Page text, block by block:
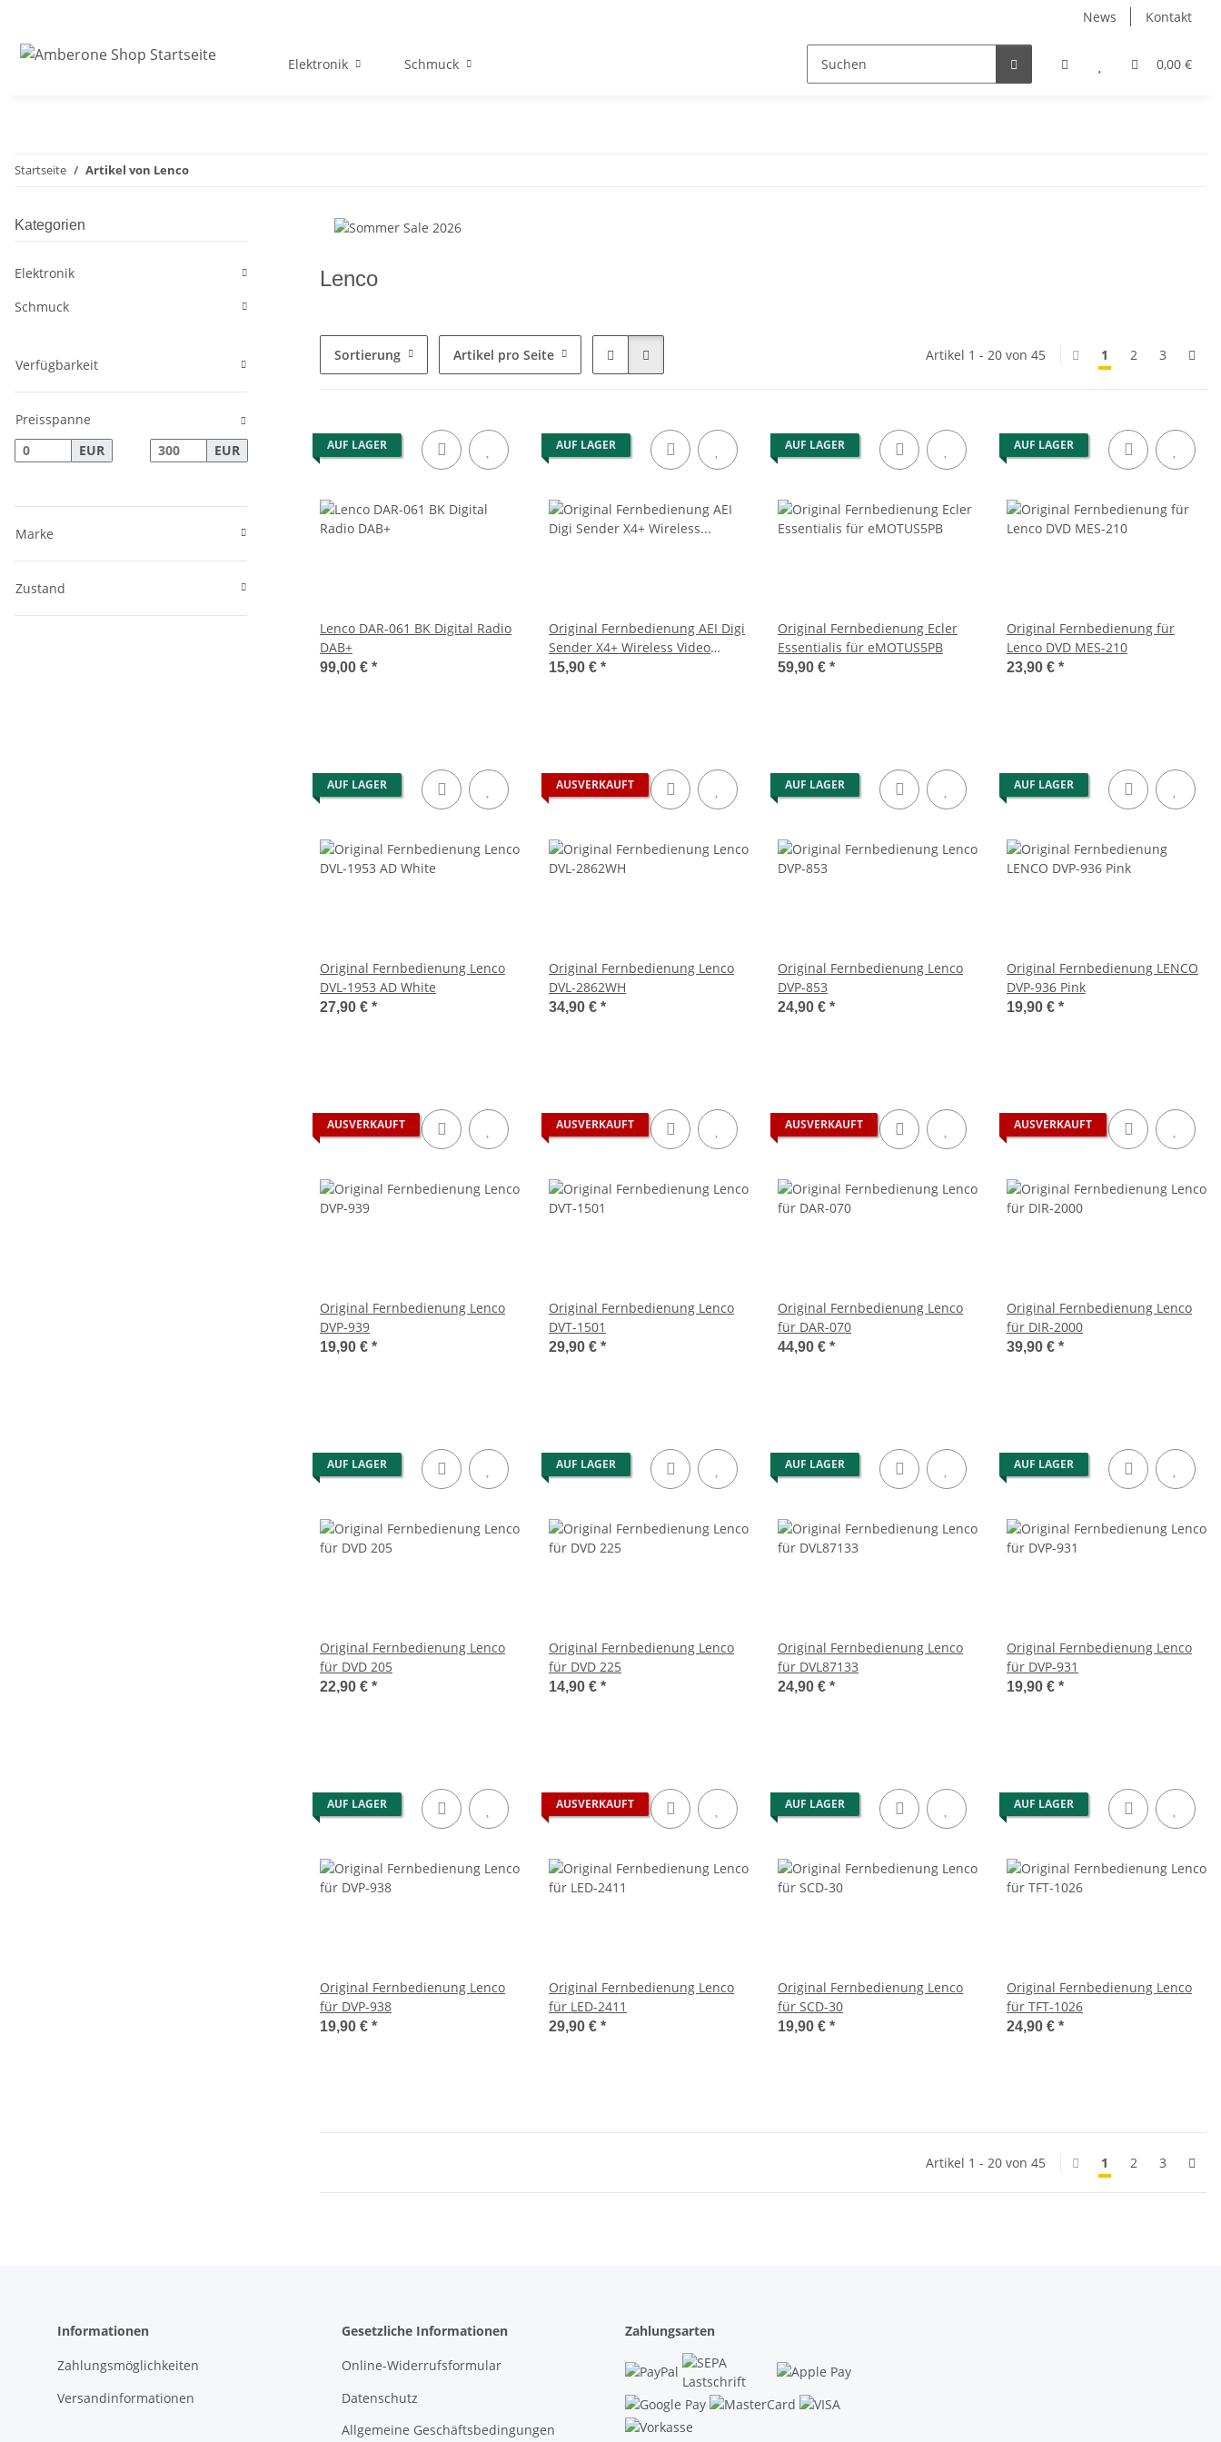
News Kontakt
0,00 €
Elektronik Schmuck
Startseite Artikel von Lenco
Lenco
Sortierung Artikel pro Seite Artikel 1 - 20 von 45 1 2 3
AUF LAGER
Lenco DAR-061 BK Digital Radio
DAB+
99,00 € *
AUF LAGER
Original Fernbedienung AEI Digi
Sender X4+ Wireless Video
System Sender Dg20Tx
15,90 € *
AUF LAGER
Original Fernbedienung Ecler
Essentialis für eMOTUS5PB
59,90 € *
AUF LAGER
Original Fernbedienung für
Lenco DVD MES-210
23,90 € *
AUF LAGER
Original Fernbedienung Lenco
DVL-1953 AD White
27,90 € *
AUSVERKAUFT
Original Fernbedienung Lenco
DVL-2862WH
34,90 € *
AUF LAGER
Original Fernbedienung Lenco
DVP-853
24,90 € *
AUF LAGER
Original Fernbedienung LENCO
DVP-936 Pink
19,90 € *
AUSVERKAUFT
Original Fernbedienung Lenco
DVP-939
19,90 € *
AUSVERKAUFT
Original Fernbedienung Lenco
DVT-1501
29,90 € *
AUSVERKAUFT
Original Fernbedienung Lenco
für DAR-070
44,90 € *
AUSVERKAUFT
Original Fernbedienung Lenco
für DIR-2000
39,90 € *
AUF LAGER
Original Fernbedienung Lenco
für DVD 205
22,90 € *
AUF LAGER
Original Fernbedienung Lenco
für DVD 225
14,90 € *
AUF LAGER
Original Fernbedienung Lenco
für DVL87133
24,90 € *
AUF LAGER
Original Fernbedienung Lenco
für DVP-931
19,90 € *
AUF LAGER
Original Fernbedienung Lenco
für DVP-938
19,90 € *
AUSVERKAUFT
Original Fernbedienung Lenco
für LED-2411
29,90 € *
AUF LAGER
Original Fernbedienung Lenco
für SCD-30
19,90 € *
AUF LAGER
Original Fernbedienung Lenco
für TFT-1026
24,90 € *
Artikel 1 - 20 von 45 1 2 3
Kategorien
Elektronik
Schmuck
Verfügbarkeit
Preisspanne
EUR
EUR
Marke
Zustand
Informationen
Zahlungsmöglichkeiten
Versandinformationen
Gesetzliche Informationen
Online-Widerrufsformular
Datenschutz
Allgemeine Geschäftsbedingungen
Zahlungsarten